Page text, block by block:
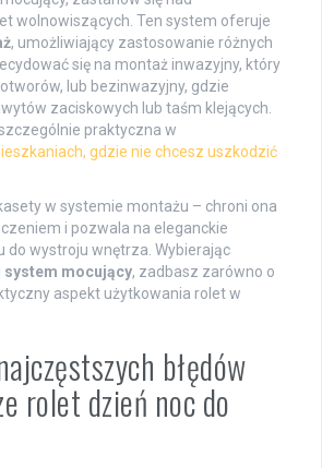
wolnowiszących. Ten system oferuje
, umożliwiający zastosowanie różnych
się na montaż inwazyjny, który
lub bezinwazyjny, gdzie
zaciskowych lub taśm klejących.
praktyczna w
gdzie nie chcesz uszkodzić
w systemie montażu – chroni ona
i pozwala na eleganckie
do wystroju wnętrza. Wybierając
system mocujący, zadbasz zarówno o
aspekt użytkowania rolet w
błędów
rolet dzień noc do